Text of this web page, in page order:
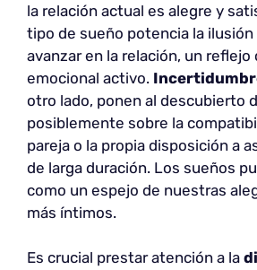
la relación actual es alegre y
tipo de sueño potencia la
avanzar en la relación, un
emocional activo.
otro lado, ponen al descubierto
posiblemente sobre la
pareja o la propia disposición a
de larga duración. Los sueños
como un espejo de nuestras
más íntimos.
Es crucial prestar atención a la